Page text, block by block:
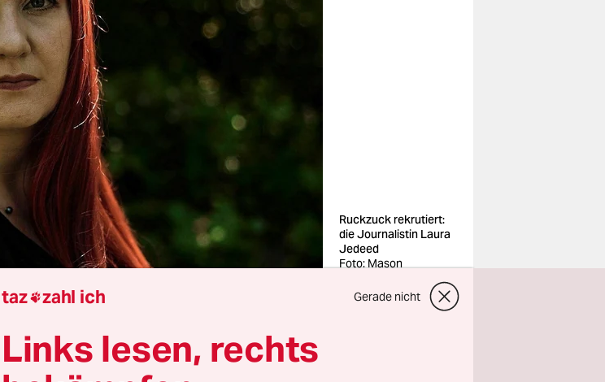
Ruckzuck rekrutiert:
die Journalistin Laura
Jedeed
Foto: Mason
Washington
Post/getty images
taz zahl ich Gerade nicht
Links lesen, rechts